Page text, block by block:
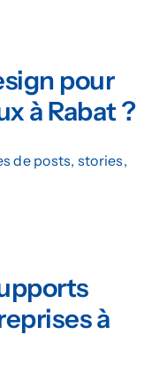
pour
à Rabat ?
de posts, stories,
à